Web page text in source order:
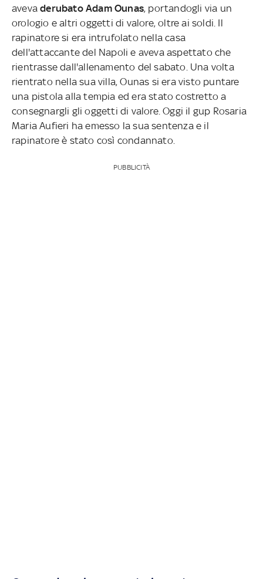
aveva derubato Adam Ounas, portandogli via un
orologio e altri oggetti di valore, oltre ai soldi. Il
rapinatore si era intrufolato nella casa
dell'attaccante del Napoli e aveva aspettato che
rientrasse dall'allenamento del sabato. Una volta
rientrato nella sua villa, Ounas si era visto puntare
una pistola alla tempia ed era stato costretto a
consegnargli gli oggetti di valore. Oggi il gup Rosaria
Maria Aufieri ha emesso la sua sentenza e il
rapinatore è stato così condannato.
PUBBLICITÀ